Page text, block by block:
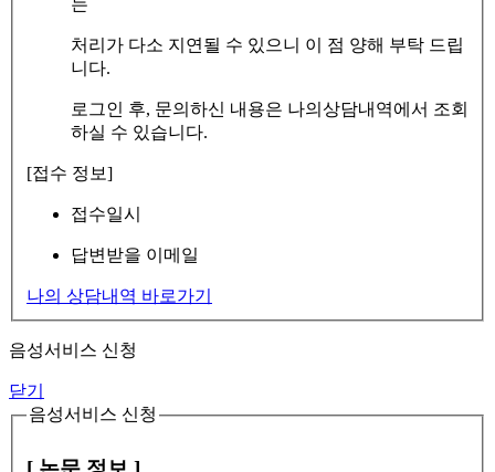
는
처리가 다소 지연될 수 있으니 이 점 양해 부탁 드립
니다.
로그인 후, 문의하신 내용은 나의상담내역에서 조회
하실 수 있습니다.
[접수 정보]
접수일시
답변받을 이메일
나의 상담내역 바로가기
음성서비스 신청
닫기
음성서비스 신청